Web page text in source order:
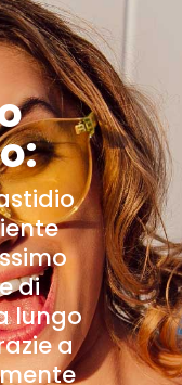
di
lungo
a